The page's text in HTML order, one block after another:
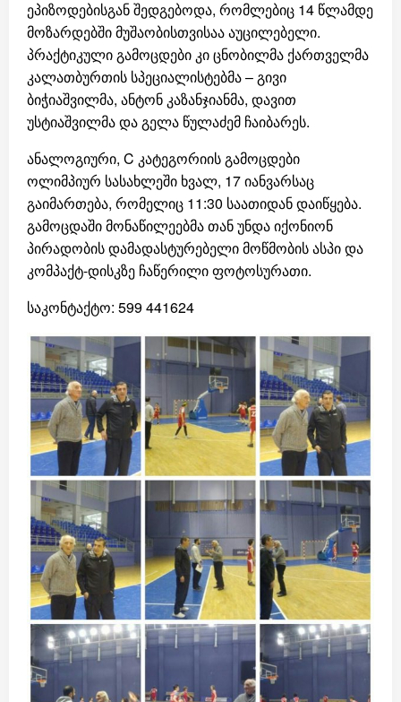
ეპიზოდებისგან შედგებოდა, რომლებიც 14 წლამდე
მოზარდებში მუშაობისთვისაა აუცილებელი.
პრაქტიკული გამოცდები კი ცნობილმა ქართველმა
კალათბურთის სპეციალისტებმა – გივი
ბიჭიაშვილმა, ანტონ კაზანჯიანმა, დავით
უსტიაშვილმა და გელა წულაძემ ჩაიბარეს.
ანალოგიური, C კატეგორიის გამოცდები
ოლიმპიურ სასახლეში ხვალ, 17 იანვარსაც
გაიმართება, რომელიც 11:30 საათიდან დაიწყება.
გამოცდაში მონაწილეებმა თან უნდა იქონიონ
პირადობის დამადასტურებელი მოწმობის ასპი და
კომპაქტ-დისკზე ჩაწერილი ფოტოსურათი.
საკონტაქტო: 599 441624